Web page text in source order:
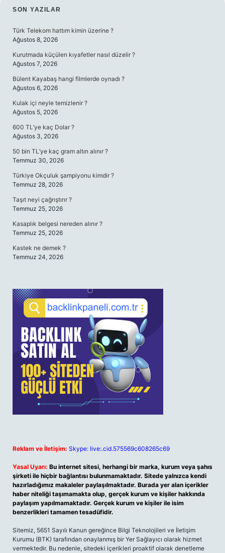
SIDEBAR
SON YAZILAR
Türk Telekom hattım kimin üzerine ?
Ağustos 8, 2026
Kurutmada küçülen kıyafetler nasıl düzelir ?
Ağustos 7, 2026
Bülent Kayabaş hangi filmlerde oynadı ?
Ağustos 6, 2026
Kulak içi neyle temizlenir ?
Ağustos 5, 2026
600 TL’ye kaç Dolar ?
Ağustos 3, 2026
50 bin TL’ye kaç gram altın alınır ?
Temmuz 30, 2026
Türkiye Okçuluk şampiyonu kimdir ?
Temmuz 28, 2026
Taşıt neyi çağrıştırır ?
Temmuz 25, 2026
Kasaplık belgesi nereden alınır ?
Temmuz 25, 2026
Kastek ne demek ?
Temmuz 24, 2026
Reklam ve İletişim: Skype: live:.cid.575569c608265c69
Yasal Uyarı: Bu internet sitesi, herhangi bir marka, kurum veya şahıs
şirketi ile hiçbir bağlantısı bulunmamaktadır. Sitede yalnızca kendi
hazırladığımız makaleler paylaşılmaktadır. Burada yer alan içerikler
haber niteliği taşımamakta olup, gerçek kurum ve kişiler hakkında
paylaşım yapılmamaktadır. Gerçek kurum ve kişiler ile isim
benzerlikleri tamamen tesadüfidir.
Sitemiz, 5651 Sayılı Kanun gereğince Bilgi Teknolojileri ve İletişim
Kurumu (BTK) tarafından onaylanmış bir Yer Sağlayıcı olarak hizmet
vermektedir. Bu nedenle, sitedeki içerikleri proaktif olarak denetleme